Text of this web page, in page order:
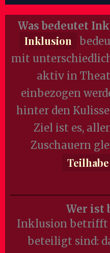
Was bedeutet
Inklusion
mit
aktiv in
einbezogen
hinter den
Ziel ist es,
Zuschauern
Teilhabe
Wer ist
Inklusion betrifft
beteiligt sind: